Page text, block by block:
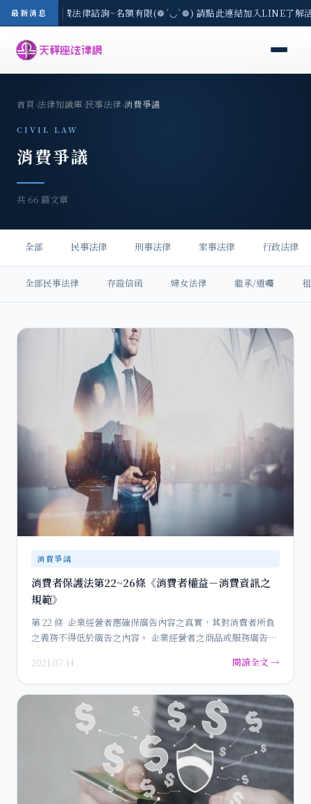
最新消息
) 現場免費法律諮詢~名額有限(❁´◡`❁) 請點此連結加入LINE了解活
首頁›法律知識庫›民事法律›消費爭議
CIVIL LAW
消費爭議
共 66 篇文章
全部 民事法律 刑事法律 家事法律 行政法律
全部民事法律 存證信函 婦女法律 繼承/遺囑
消費爭議
消費者保護法第22~26條《消費者權益－消費資訊之
規範》
第 22 條 企業經營者應確保廣告內容之真實，其對消費者所負
之義務不得低於廣告之內容。 企業經營者之商品或服務廣告
2021.07.14 閱讀全文 →